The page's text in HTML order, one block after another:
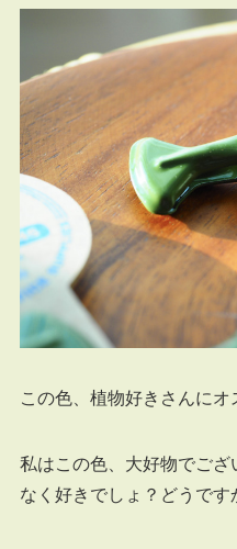
この色、植物好きさんにオ
私はこの色、大好物でご
なく好きでしょ？どうです